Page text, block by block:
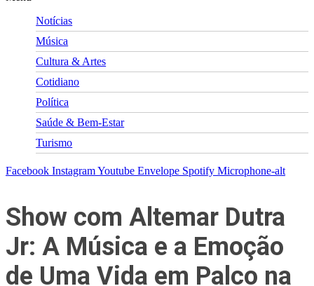
Notícias
Música
Cultura & Artes
Cotidiano
Política
Saúde & Bem-Estar
Turismo
Facebook InstagramYoutube Envelope Spotify Microphone-alt
Show com Altemar Dutra
Jr: A Música e a Emoção
de Uma Vida em Palco na